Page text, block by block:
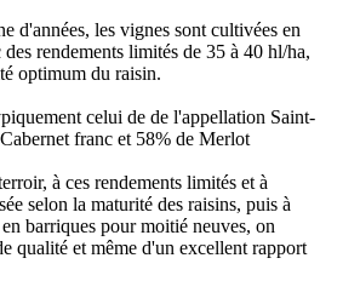
d'années, les vignes sont cultivées en
rendements limités de 35 à 40 hl/ha,
optimum du raisin.
celui de de l'appellation Saint-
franc et 58% de Merlot
à ces rendements limités et à
selon la maturité des raisins, puis à
barriques pour moitié neuves, on
qualité et même d'un excellent rapport